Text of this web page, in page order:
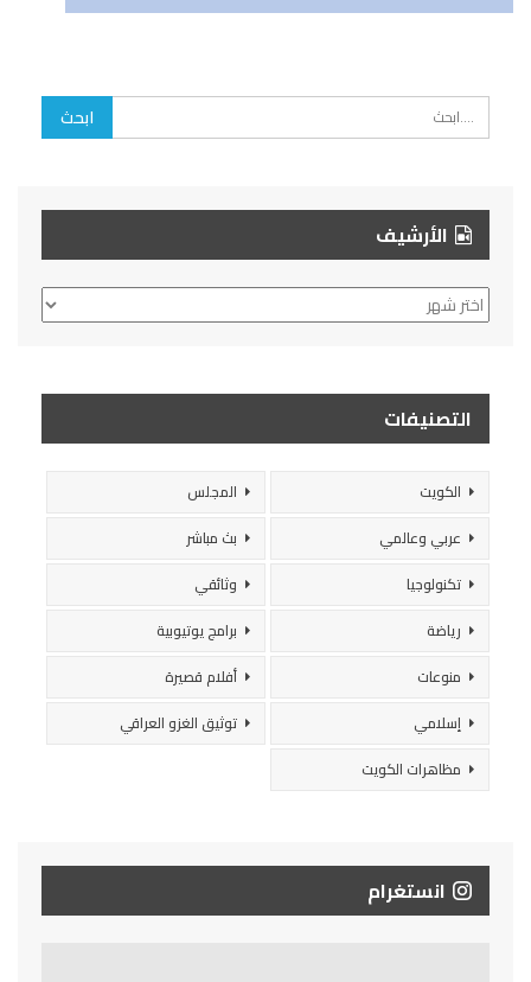
الأرشيف
الأرشيف
التصنيفات
الكويت
المجلس
عربي وعالمي
بث مباشر
تكنولوجيا
وثائقي
رياضة
برامج يوتيوبية
منوعات
أفلام قصيرة
إسلامي
توثيق الغزو العراقي
مظاهرات الكويت
انستغرام